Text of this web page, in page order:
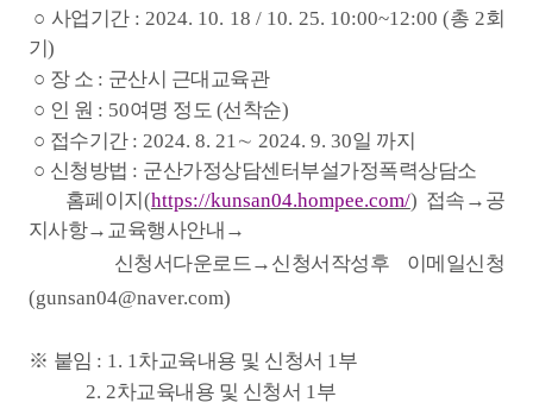
○ 사업기간 : 2024. 10. 18 / 10. 25. 10:00~12:00 (총 2회
기)
○ 장 소 : 군산시 근대교육관
○ 인 원 : 50여명 정도 (선착순)
○ 접수기간 : 2024. 8. 21∼2024. 9. 30일 까지
○ 신청방법 : 군산가정상담센터부설가정폭력상담소
홈페이지(https://kunsan04.hompee.com/) 접속 → 공
지사항→ 교육행사안내 →
신청서다운로드→ 신청서작성후 이메일신청
(gunsan04@naver.com)
※ 붙임 : 1. 1차교육내용 및 신청서 1부
2. 2차교육내용 및 신청서 1부